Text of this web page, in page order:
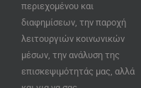
περιεχομένου και
διαφημίσεων, την παροχή
λειτουργιών κοινωνικών
μέσων, την ανάλυση της
επισκεψιμότητάς μας, αλλά